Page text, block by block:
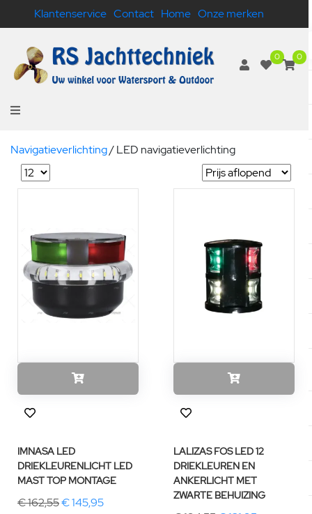
Klantenservice Contact Home Onze merken
0 0
Navigatieverlichting/LED navigatieverlichting
IMNASA LED
DRIEKLEURENLICHT LED
MAST TOP MONTAGE
€ 162,55€ 145,95
LALIZAS FOS LED 12
DRIEKLEUREN EN
ANKERLICHT MET
ZWARTE BEHUIZING